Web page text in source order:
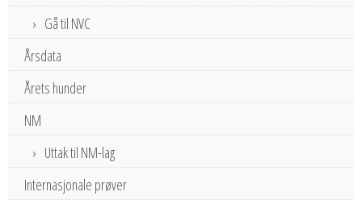
Gå til NVC
Årsdata
Årets hunder
NM
Uttak til NM-lag
Internasjonale prøver